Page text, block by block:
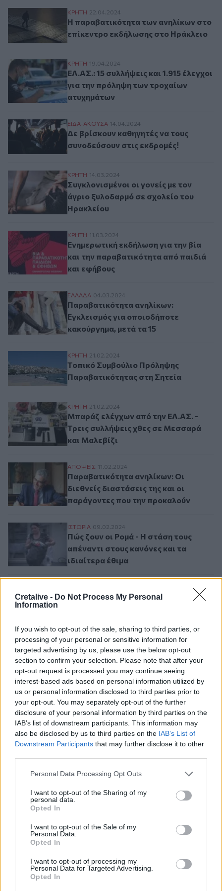
Cretalive - Do Not Process My Personal
Information
If you wish to opt-out of the sale, sharing to third parties, or
processing of your personal or sensitive information for
targeted advertising by us, please use the below opt-out
section to confirm your selection. Please note that after your
opt-out request is processed you may continue seeing
interest-based ads based on personal information utilized by
us or personal information disclosed to third parties prior to
your opt-out. You may separately opt-out of the further
disclosure of your personal information by third parties on the
IAB’s list of downstream participants. This information may
also be disclosed by us to third parties on the IAB’s List of
Downstream Participants that may further disclose it to other
Personal Data Processing Opt Outs
I want to opt-out of the Sharing of my
personal data.
Opted In
I want to opt-out of the Sale of my
Personal Data.
Opted In
I want to opt-out of processing my
Personal Data for Targeted Advertising.
Opted In
Η παραβατικότητα των ανηλίκων στο
ΚΡΗΤΗ 22.04.2024
Η παραβατικότητα των ανηλίκων στο
επίκεντρο εκδήλωσης στο Ηράκλειο
ΕΛ.ΑΣ.: 15 συλλήψεις και 1.915 έλεγχοι
ΚΡΗΤΗ 19.04.2024
ΕΛ.ΑΣ.: 15 συλλήψεις και 1.915 έλεγχοι
για την πρόληψη των τροχαίων
ατυχημάτων
Δε βρίσκουν καθηγητές να τους
ΕΙΔΑ-ΑΚΟΥΣΑ 14.04.2024
Δε βρίσκουν καθηγητές να τους
συνοδεύσουν στις εκδρομές!
Συγκλονισμένοι οι γονείς με τον άγριο
ΚΡΗΤΗ 14.03.2024
Συγκλονισμένοι οι γονείς με τον
άγριο ξυλοδαρμό σε σχολείο του
Ηρακλείου
Ενημερωτική εκδήλωση για την βία και
ΚΡΗΤΗ 11.03.2024
Ενημερωτική εκδήλωση για την βία
και την παραβατικότητα από παιδιά
και εφήβους
Παραβατικότητα ανηλίκων: Εγκλεισμός
ΕΛΛAΔΑ 04.03.2024
Παραβατικότητα ανηλίκων:
Εγκλεισμός για οποιοδήποτε
κακούργημα, μετά τα 15
Τοπικό Συμβούλιο Πρόληψης
ΚΡΗΤΗ 21.02.2024
Τοπικό Συμβούλιο Πρόληψης
Παραβατικότητας στη Σητεία
Μπαράζ ελέγχων από την ΕΛ.ΑΣ. - Τρεις
ΚΡΗΤΗ 21.02.2024
Μπαράζ ελέγχων από την ΕΛ.ΑΣ. -
Τρεις συλλήψεις χθες σε Μεσσαρά
και Μαλεβίζι
Παραβατικότητα ανηλίκων: Οι διεθνείς
ΑΠΟΨΕΙΣ 11.02.2024
Παραβατικότητα ανηλίκων: Οι
διεθνείς διαστάσεις της και οι
παράγοντες που την προκαλούν
Πώς ζουν οι Ρομά - Η στάση τους
ΙΣΤΟΡΙΑ 09.02.2024
Πώς ζουν οι Ρομά - Η στάση τους
απέναντι στους κανόνες και τα
ιδιαίτερα έθιμα
Ανήλικη παραβατικότητα: Αυξημένη
Ανήλικη παραβατικότητα: Αυξημένη
Μετανάστευσης και Ασύλου
Σελιδοποίηση
Προηγούμενη σελίδα
Current page
2 Next page
Ροή ειδήσεων Δημοφιλή
Μαύρη Θάλασσα: Η εμπορική ναυτιλία στην πρώτη
08:26
στη μεγάλη τεχνολογική μετάβαση
Ειδικό Χωροταξικό για τον Τουρισμό: Οι νέοι κανόνες